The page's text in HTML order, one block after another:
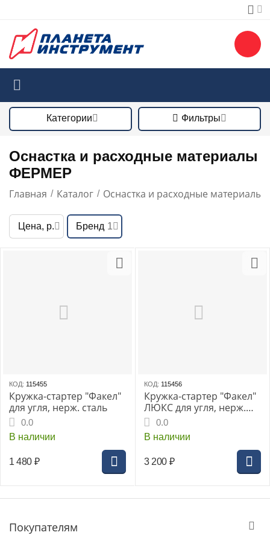
Категории Фильтры
Оснастка и расходные материалы
ФЕРМЕР
Главная / Каталог / Оснастка и расходные материалы
Цена, р. Бренд 1
КОД: 115455
Кружка-стартер "Факел"
для угля, нерж. сталь
0.0
В наличии
1 480 ₽
КОД: 115456
Кружка-стартер "Факел"
ЛЮКС для угля, нерж.
сталь с гравировкой
0.0
В наличии
3 200 ₽
Покупателям